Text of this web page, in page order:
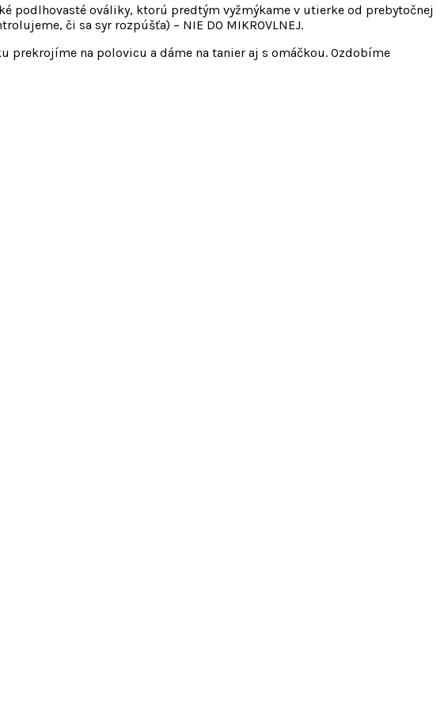
podlhovasté ováliky, ktorú predtým vyžmýkame v utierke od prebytočnej
či sa syr rozpúšťa) – NIE DO MIKROVLNEJ.
prekrojíme na polovicu a dáme na tanier aj s omáčkou. Ozdobíme